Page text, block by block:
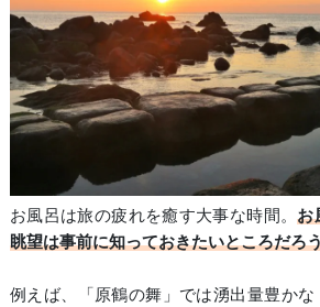
お風呂は旅の疲れを癒す大事な時間。お
眺望は事前に知っておきたいところだろ
例えば、「原鶴の舞」では湧出量豊か